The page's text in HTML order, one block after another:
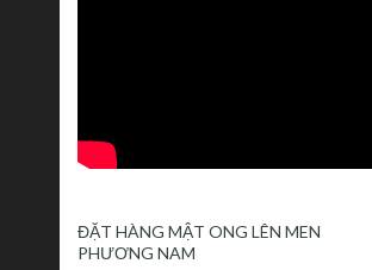
ĐẶT HÀNG MẬT ONG LÊN MEN
PHƯƠNG NAM